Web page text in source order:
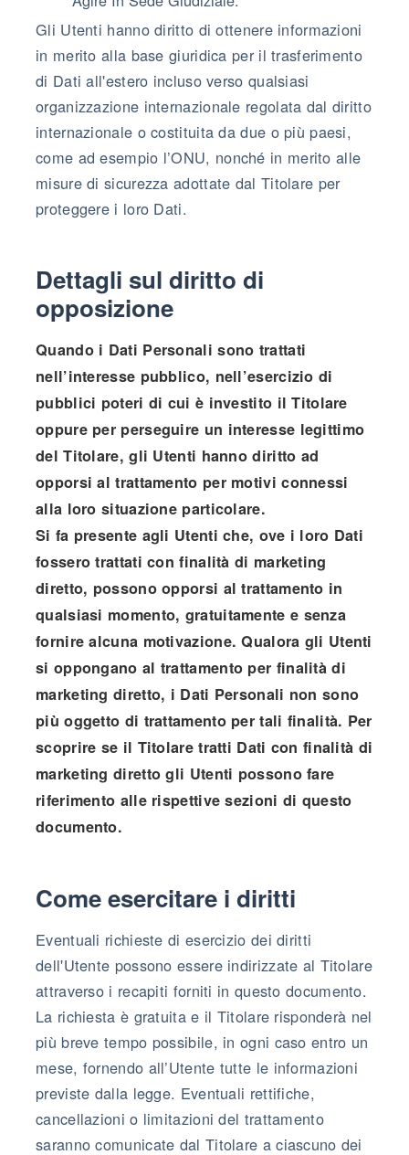
Gli Utenti hanno diritto di ottenere informazioni
in merito alla base giuridica per il trasferimento
di Dati all'estero incluso verso qualsiasi
organizzazione internazionale regolata dal diritto
internazionale o costituita da due o più paesi,
come ad esempio l’ONU, nonché in merito alle
misure di sicurezza adottate dal Titolare per
proteggere i loro Dati.
Dettagli sul diritto di
opposizione
Quando i Dati Personali sono trattati
nell’interesse pubblico, nell’esercizio di
pubblici poteri di cui è investito il Titolare
oppure per perseguire un interesse legittimo
del Titolare, gli Utenti hanno diritto ad
opporsi al trattamento per motivi connessi
alla loro situazione particolare.
Si fa presente agli Utenti che, ove i loro Dati
fossero trattati con finalità di marketing
diretto, possono opporsi al trattamento in
qualsiasi momento, gratuitamente e senza
fornire alcuna motivazione. Qualora gli Utenti
si oppongano al trattamento per finalità di
marketing diretto, i Dati Personali non sono
più oggetto di trattamento per tali finalità. Per
scoprire se il Titolare tratti Dati con finalità di
marketing diretto gli Utenti possono fare
riferimento alle rispettive sezioni di questo
documento.
Come esercitare i diritti
Eventuali richieste di esercizio dei diritti
dell'Utente possono essere indirizzate al Titolare
attraverso i recapiti forniti in questo documento.
La richiesta è gratuita e il Titolare risponderà nel
più breve tempo possibile, in ogni caso entro un
mese, fornendo all’Utente tutte le informazioni
previste dalla legge. Eventuali rettifiche,
cancellazioni o limitazioni del trattamento
saranno comunicate dal Titolare a ciascuno dei